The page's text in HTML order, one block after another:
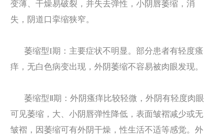
变薄、干燥易破裂，并失去弹性，小阴唇萎缩，消
失，阴道口挛缩狭窄。
萎缩型I期：主要症状不明显。部分患者有轻度瘙
痒，无白色病变出现，外阴萎缩不容易被肉眼发现。
萎缩型Ⅱ期：外阴瘙痒比较轻微，外阴有轻度肉眼
可见萎缩，大、小阴唇弹性降低，表面皱褶减少或无
皱褶，因萎缩可有外阴干燥，性生活不适等感觉。外